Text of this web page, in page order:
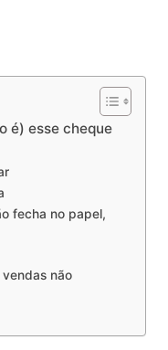
é) esse cheque
fecha no papel,
não